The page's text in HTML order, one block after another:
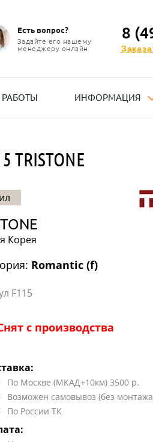
Есть вопрос?
Задайте его нашему
менеджеру онлайн
8
ИНФОРМАЦИЯ
Корея
Romantic (f)
F115
с производства
По Москве (МКАД+10км) 3500 р.
Возможен самовывоз (без
По России ТК